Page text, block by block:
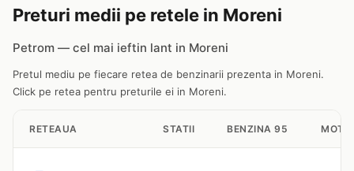
Preturi medii pe retele in Moreni
Petrom — cel mai ieftin lant in Moreni
Pretul mediu pe fiecare retea de benzinarii prezenta in Moreni.
Click pe retea pentru preturile ei in Moreni.
RETEAUA STATII BENZINA 95